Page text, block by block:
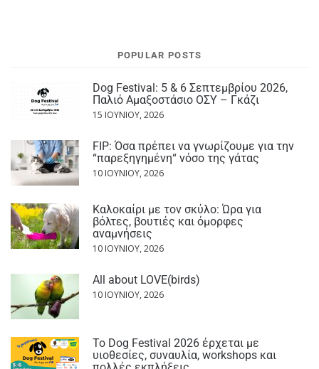
POPULAR POSTS
Dog Festival: 5 & 6 Σεπτεμβρίου 2026,
Παλιό Αμαξοστάσιο ΟΣΥ – Γκάζι
15 ΙΟΥΝΊΟΥ, 2026
FIP: Όσα πρέπει να γνωρίζουμε για την
“παρεξηγημένη“ νόσο της γάτας
10 ΙΟΥΝΊΟΥ, 2026
Καλοκαίρι με τον σκύλο: Ώρα για
βόλτες, βουτιές και όμορφες
αναμνήσεις
10 ΙΟΥΝΊΟΥ, 2026
All about LOVE(birds)
10 ΙΟΥΝΊΟΥ, 2026
Το Dog Festival 2026 έρχεται με
υιοθεσίες, συναυλία, workshops και